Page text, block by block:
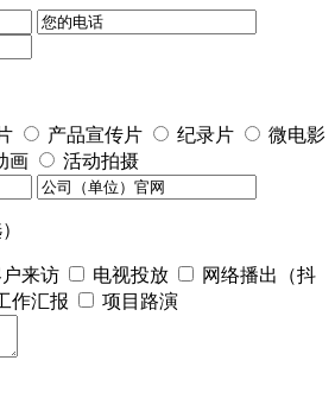
产品宣传片 纪录片
微电影
画 活动拍摄
来访 电视投放
网络播出（抖
作汇报 项目路演